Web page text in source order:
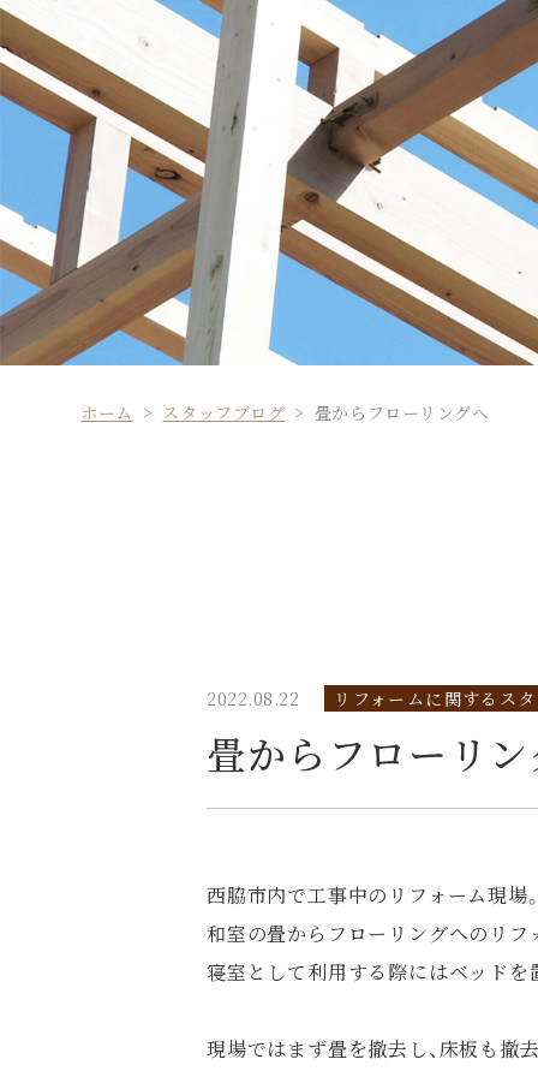
ホーム スタッフブログ 畳からフローリングへ
2022.08.22 リフォームに関するス
畳からフローリ
西脇市内で工事中のリフォーム現場
和室の畳からフローリングへのリフ
寝室として利用する際にはベッド
現場ではまず畳を撤去し、床板も撤